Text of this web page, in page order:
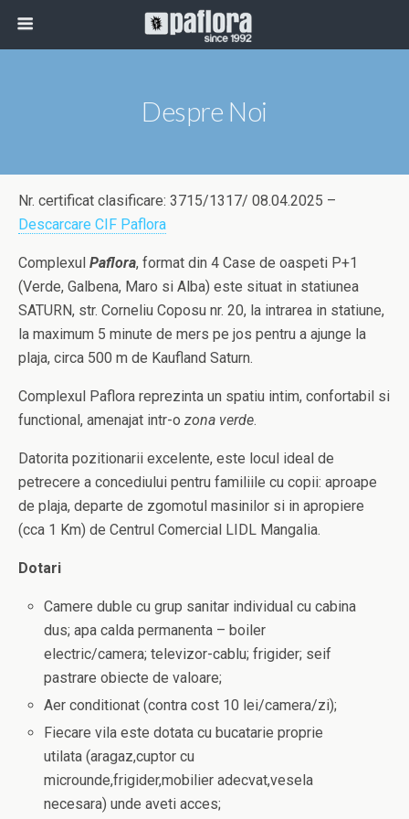
Despre Noi
Nr. certificat clasificare: 3715/1317/ 08.04.2025 –
Descarcare CIF Paflora
Complexul Paflora, format din 4 Case de oaspeti P+1
(Verde, Galbena, Maro si Alba) este situat in statiunea
SATURN, str. Corneliu Coposu nr. 20, la intrarea in statiune,
la maximum 5 minute de mers pe jos pentru a ajunge la
plaja, circa 500 m de Kaufland Saturn.
Complexul Paflora reprezinta un spatiu intim, confortabil si
functional, amenajat intr-o zona verde.
Datorita pozitionarii excelente, este locul ideal de
petrecere a concediului pentru familiile cu copii: aproape
de plaja, departe de zgomotul masinilor si in apropiere
(cca 1 Km) de Centrul Comercial LIDL Mangalia.
Dotari
Camere duble cu grup sanitar individual cu cabina
dus; apa calda permanenta – boiler
electric/camera; televizor-cablu; frigider; seif
pastrare obiecte de valoare;
Aer conditionat (contra cost 10 lei/camera/zi);
Fiecare vila este dotata cu bucatarie proprie
utilata (aragaz,cuptor cu
microunde,frigider,mobilier adecvat,vesela
necesara) unde aveti acces;